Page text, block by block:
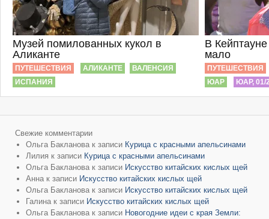
Музей помилованных кукол в
Аликанте
ПУТЕШЕСТВИЯ АЛИКАНТЕ
ВАЛЕНСИЯ
ИСПАНИЯ
В
мало
ПУТЕШЕСТВИЯ
ЮАР
ЮАР, 01/
Свежие комментарии
Ольга Бакланова к записи Курица с красными апельсинами
Лилия к записи Курица с красными апельсинами
Ольга Бакланова к записи Искусство китайских кислых щей
Анна к записи Искусство китайских кислых щей
Ольга Бакланова к записи Искусство китайских кислых щей
Галина к записи Искусство китайских кислых щей
Ольга Бакланова к записи Новогодние идеи с края Земли: